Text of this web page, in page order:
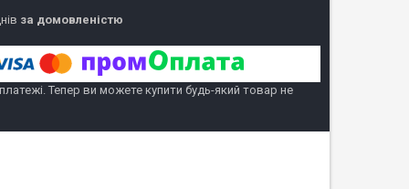
за домовленістю
Тепер ви можете купити будь-який товар не